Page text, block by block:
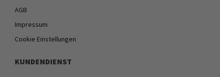
AGB
Impressum
Cookie Einstellungen
KUNDENDIENST